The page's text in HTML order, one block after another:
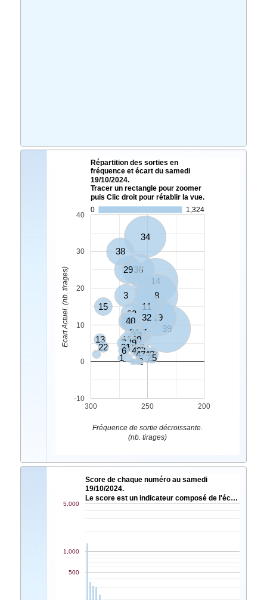
Répartition des sorties en
fréquence et écart du samedi
19/10/2024.
Tracer un rectangle pour zoomer
puis Clic droit pour rétablir la vue.
0
1,324
39
14
8
34
19
36
11
29
38
32
3
23
17
9
27
28
40
4
15
24
12
30
5
1649
7
18
3342
13
26
31 37
43
6 20
22
25
47
1 2
300 250 200
-10
0
10
20
30
40
Fréquence de sortie décroissante.
(nb. tirages)
Ecart Actuel. (nb. tirages)
Score de chaque numéro au samedi
19/10/2024.
Le score est un indicateur composé de l'éc…
500
1,000
5,000